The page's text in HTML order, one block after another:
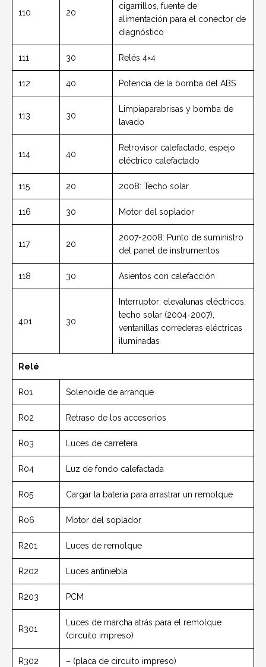
110 20
cigarrillos, fuente de
alimentación para el conector de
diagnóstico
111 30 Relés 4×4
112 40 Potencia de la bomba del ABS
113 30
Limpiaparabrisas y bomba de
lavado
114 40
Retrovisor calefactado, espejo
eléctrico calefactado
115 20 2008: Techo solar
116 30 Motor del soplador
117 20
2007-2008: Punto de suministro
del panel de instrumentos
118 30 Asientos con calefacción
401 30
Interruptor: elevalunas eléctricos,
techo solar (2004-2007),
ventanillas correderas eléctricas
iluminadas
Relé
R01 Solenoide de arranque
R02 Retraso de los accesorios
R03 Luces de carretera
R04 Luz de fondo calefactada
R05 Cargar la batería para arrastrar un remolque
R06 Motor del soplador
R201 Luces de remolque
R202 Luces antiniebla
R203 PCM
R301
Luces de marcha atrás para el remolque
(circuito impreso)
R302 – (placa de circuito impreso)